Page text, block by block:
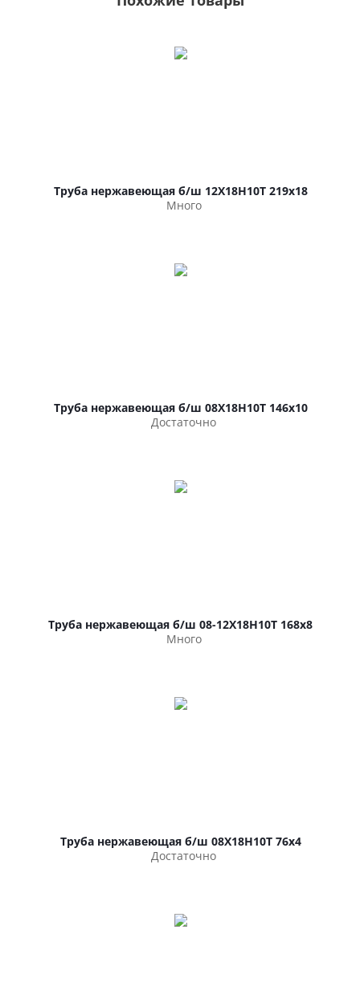
Труба нержавеющая б/ш 12Х18Н10Т 219х18
Много
Труба нержавеющая б/ш 08Х18Н10Т 146х10
Достаточно
Труба нержавеющая б/ш 08-12Х18Н10Т 168х8
Много
Труба нержавеющая б/ш 08Х18Н10Т 76х4
Достаточно